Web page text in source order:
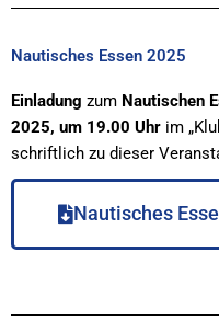
Nautisches Essen 2025
Einladung zum Nautischen
2025, um 19.00 Uhr im
schriftlich zu dieser
Nautisches